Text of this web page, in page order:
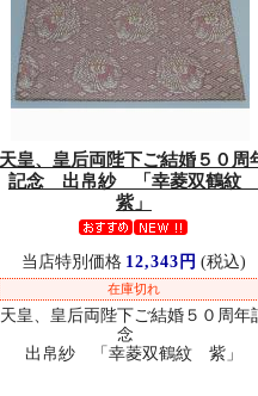
天皇、皇后両陛下ご結婚５０周
記念 出帛紗 「幸菱双鶴紋
紫」
当店特別価格 12,343円 (税込)
在庫切れ
天皇、皇后両陛下ご結婚５０周年
念
出帛紗 「幸菱双鶴紋 紫」